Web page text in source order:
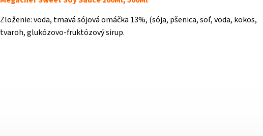
Zloženie: voda, tmavá sójová omáčka 13%, (sója, pšenica, soľ, voda, kokos,
tvaroh, glukózovo-fruktózový sirup.